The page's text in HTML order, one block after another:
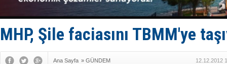
Türk
Hüseyin
Med
MHP, Şile faciasını TBMM'ye
Ana Sayfa » GÜNDEM 12.12.2012